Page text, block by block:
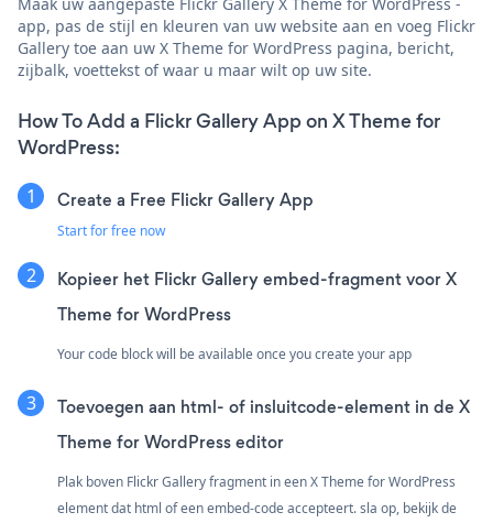
app, pas de stijl en kleuren van uw website aan en voeg Flickr
Gallery toe aan uw X Theme for WordPress pagina, bericht,
zijbalk, voettekst of waar u maar wilt op uw site.
How To Add a Flickr Gallery App on X Theme for
WordPress:
Create a Free Flickr Gallery App
Start for free now
Kopieer het Flickr Gallery embed-fragment voor X
Theme for WordPress
Your code block will be available once you create your app
Toevoegen aan html- of insluitcode-element in de X
Theme for WordPress editor
Plak boven Flickr Gallery fragment in een X Theme for WordPress
element dat html of een embed-code accepteert. sla op, bekijk de